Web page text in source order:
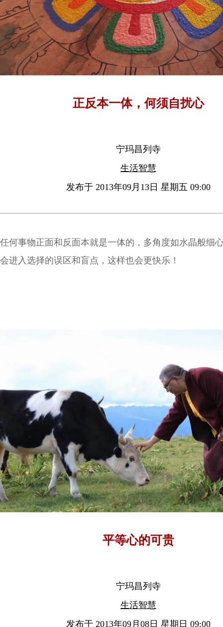
正反本一体，何须自扰心
宁玛昌列寺
生活智慧
发布于 2013年09月13日 星期五 09:00
任何事物正面和反面本就是一体的，多角度如水晶般细
会进入选择的误区和盲点，这样也会更快乐！
平等心的可贵
宁玛昌列寺
生活智慧
发布于 2013年09月08日 星期日 09:00